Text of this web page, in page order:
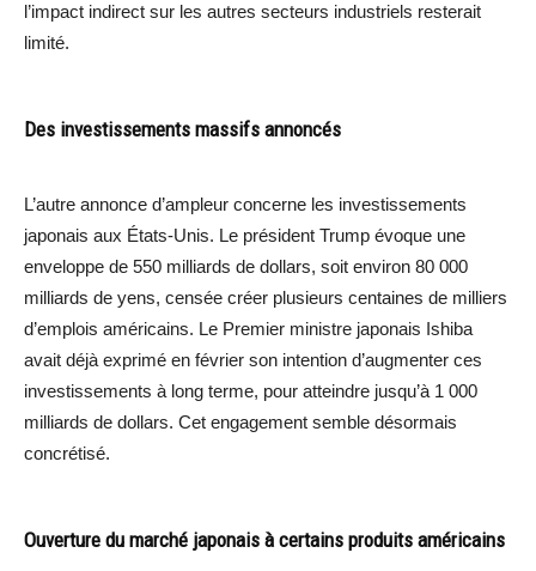
l’impact indirect sur les autres secteurs industriels resterait
limité.
Des investissements massifs annoncés
L’autre annonce d’ampleur concerne les investissements
japonais aux États-Unis. Le président Trump évoque une
enveloppe de 550 milliards de dollars, soit environ 80 000
milliards de yens, censée créer plusieurs centaines de milliers
d’emplois américains. Le Premier ministre japonais Ishiba
avait déjà exprimé en février son intention d’augmenter ces
investissements à long terme, pour atteindre jusqu’à 1 000
milliards de dollars. Cet engagement semble désormais
concrétisé.
Ouverture du marché japonais à certains produits américains